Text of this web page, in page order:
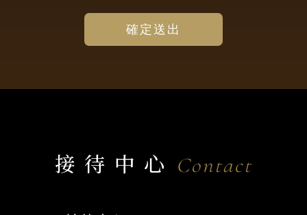
確定送出
接待中心 Contact